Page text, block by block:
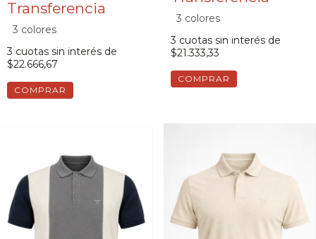
3 colores
3 cuotas sin interés de
$22.666,67
COMPRAR
3 colores
3 cuotas sin interés de
$21.333,33
COMPRAR